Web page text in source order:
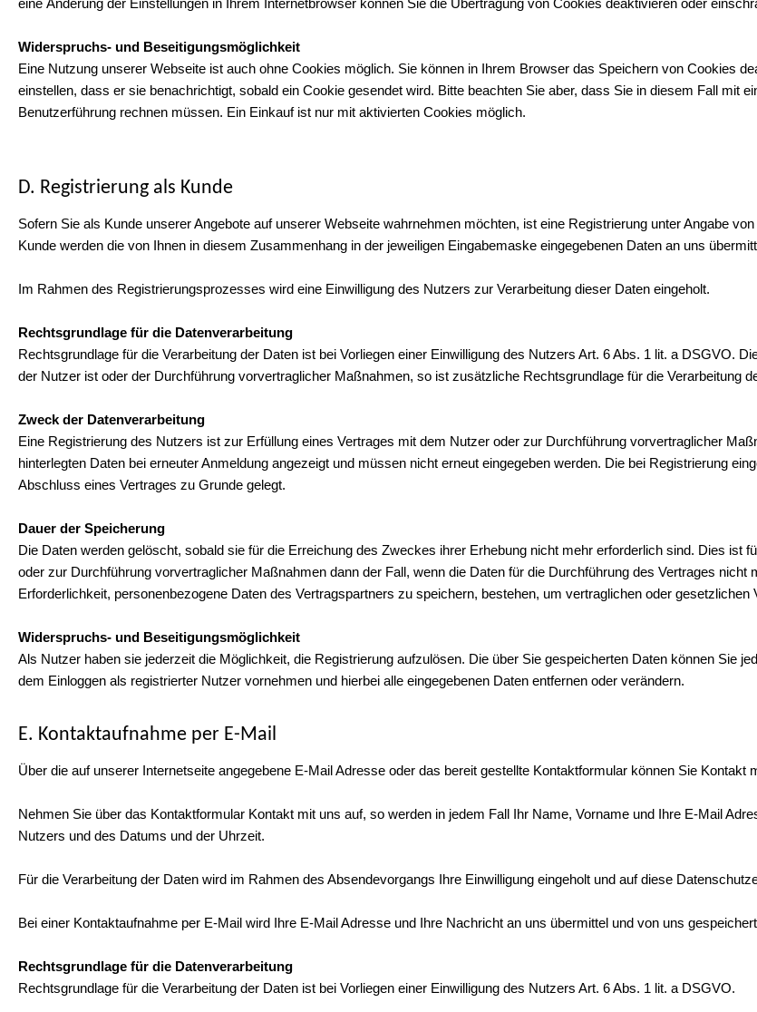
eine Änderung der Einstellungen in Ihrem Internetbrowser können Sie die Übertragung von Cookies deaktivieren oder
Widerspruchs- und Beseitigungsmöglichkeit
Eine Nutzung unserer Webseite ist auch ohne Cookies möglich. Sie können in Ihrem Browser das Speichern von Cookies
einstellen, dass er sie benachrichtigt, sobald ein Cookie gesendet wird. Bitte beachten Sie aber, dass Sie in diesem Fall mit
Benutzerführung rechnen müssen. Ein Einkauf ist nur mit aktivierten Cookies möglich.
D. Registrierung als Kunde
Sofern Sie als Kunde unserer Angebote auf unserer Webseite wahrnehmen möchten, ist eine Registrierung unter Angabe
Kunde werden die von Ihnen in diesem Zusammenhang in der jeweiligen Eingabemaske eingegebenen Daten an uns
Im Rahmen des Registrierungsprozesses wird eine Einwilligung des Nutzers zur Verarbeitung dieser Daten eingeholt.
Rechtsgrundlage für die Datenverarbeitung
Rechtsgrundlage für die Verarbeitung der Daten ist bei Vorliegen einer Einwilligung des Nutzers Art. 6 Abs. 1 lit. a DSGVO.
der Nutzer ist oder der Durchführung vorvertraglicher Maßnahmen, so ist zusätzliche Rechtsgrundlage für die Verarbeitung
Zweck der Datenverarbeitung
Eine Registrierung des Nutzers ist zur Erfüllung eines Vertrages mit dem Nutzer oder zur Durchführung vorvertraglicher
hinterlegten Daten bei erneuter Anmeldung angezeigt und müssen nicht erneut eingegeben werden. Die bei Registrierung
Abschluss eines Vertrages zu Grunde gelegt.
Dauer der Speicherung
Die Daten werden gelöscht, sobald sie für die Erreichung des Zweckes ihrer Erhebung nicht mehr erforderlich sind. Dies ist
oder zur Durchführung vorvertraglicher Maßnahmen dann der Fall, wenn die Daten für die Durchführung des Vertrages
Erforderlichkeit, personenbezogene Daten des Vertragspartners zu speichern, bestehen, um vertraglichen oder gesetzlichen
Widerspruchs- und Beseitigungsmöglichkeit
Als Nutzer haben sie jederzeit die Möglichkeit, die Registrierung aufzulösen. Die über Sie gespeicherten Daten können Sie
dem Einloggen als registrierter Nutzer vornehmen und hierbei alle eingegebenen Daten entfernen oder verändern.
E. Kontaktaufnahme per E-Mail
Über die auf unserer Internetseite angegebene E-Mail Adresse oder das bereit gestellte Kontaktformular können Sie Kontakt
Nehmen Sie über das Kontaktformular Kontakt mit uns auf, so werden in jedem Fall Ihr Name, Vorname und Ihre E-Mail
Nutzers und des Datums und der Uhrzeit.
Für die Verarbeitung der Daten wird im Rahmen des Absendevorgangs Ihre Einwilligung eingeholt und auf diese
Bei einer Kontaktaufnahme per E-Mail wird Ihre E-Mail Adresse und Ihre Nachricht an uns übermittel und von uns
Rechtsgrundlage für die Datenverarbeitung
Rechtsgrundlage für die Verarbeitung der Daten ist bei Vorliegen einer Einwilligung des Nutzers Art. 6 Abs. 1 lit. a DSGVO.